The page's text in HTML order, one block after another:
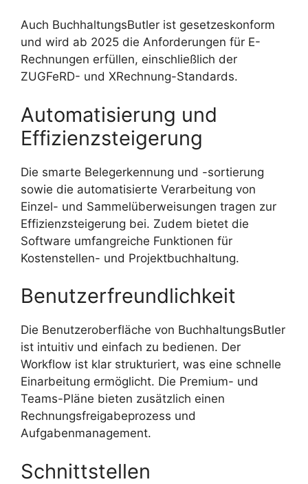
Auch BuchhaltungsButler ist gesetzeskonform
und wird ab 2025 die Anforderungen für E-
Rechnungen erfüllen, einschließlich der
ZUGFeRD- und XRechnung-Standards.
Automatisierung und
Effizienzsteigerung
Die smarte Belegerkennung und -sortierung
sowie die automatisierte Verarbeitung von
Einzel- und Sammelüberweisungen tragen zur
Effizienzsteigerung bei. Zudem bietet die
Software umfangreiche Funktionen für
Kostenstellen- und Projektbuchhaltung.
Benutzerfreundlichkeit
Die Benutzeroberfläche von BuchhaltungsButler
ist intuitiv und einfach zu bedienen. Der
Workflow ist klar strukturiert, was eine schnelle
Einarbeitung ermöglicht. Die Premium- und
Teams-Pläne bieten zusätzlich einen
Rechnungsfreigabeprozess und
Aufgabenmanagement.
Schnittstellen